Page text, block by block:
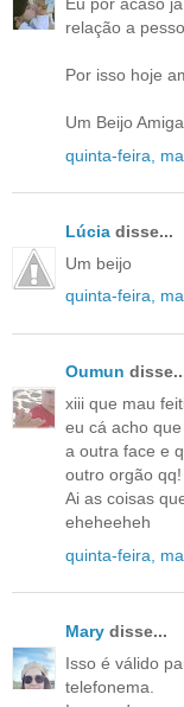
Eu por acaso
relação a
Por isso hoje
Um Beijo
quinta-feira,
Lúcia disse...
Um beijo
quinta-feira,
Oumun
xiii que mau
eu cá acho
a outra face e
outro orgão qq!
Ai as coisas
eheheeheh
quinta-feira,
Mary disse...
Isso é válido
telefonema.